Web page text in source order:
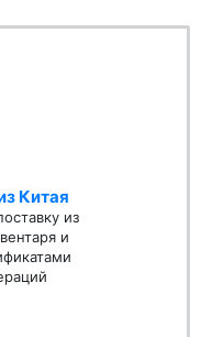
Китая
из
и